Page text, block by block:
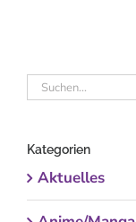
Suche
Kategorien
Aktuelles